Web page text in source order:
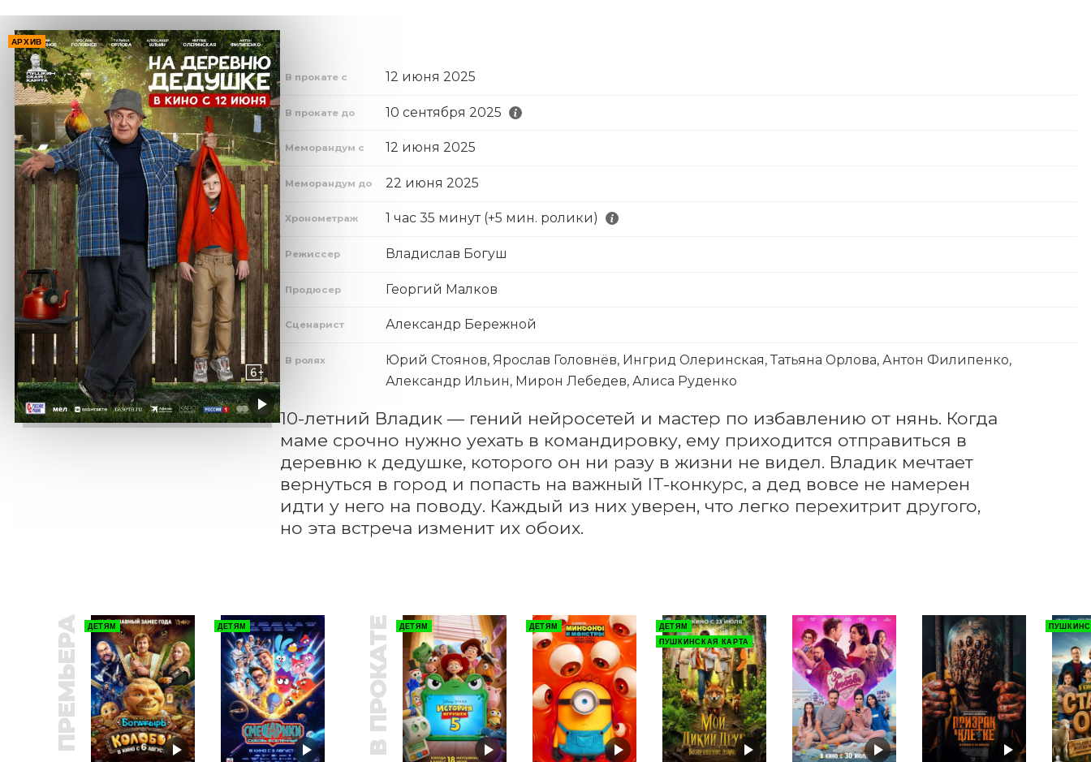
АРХИВ
В прокате с 12 июня 2025
В прокате до 10 сентября 2025
Меморандум с 12 июня 2025
Меморандум до 22 июня 2025
Хронометраж 1 час 35 минут (+5 мин. ролики)
Режиссер Владислав Богуш
Продюсер Георгий Малков
Сценарист Александр Бережной
В ролях
Юрий Стоянов, Ярослав Головнёв, Ингрид Олеринская, Татьяна Орлова, Антон Филипенко,
Александр Ильин, Мирон Лебедев, Алиса Руденко
10-летний Владик — гений нейросетей и мастер по избавлению от нянь. Когда
маме срочно нужно уехать в командировку, ему приходится отправиться в
деревню к дедушке, которого он ни разу в жизни не видел. Владик мечтает
вернуться в город и попасть на важный IT-конкурс, а дед вовсе не намерен
идти у него на поводу. Каждый из них уверен, что легко перехитрит другого,
но эта встреча изменит их обоих.
ПРЕМЬЕРА ДЕТЯМ ДЕТЯМ В ПРОКАТЕ ДЕТЯМ ДЕТЯМ
ДЕТЯМ
ПУШКИНСКАЯ КАРТА